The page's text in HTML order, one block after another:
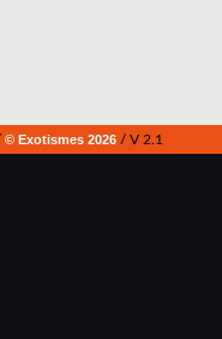
© Exotismes 2026/ V 2.1